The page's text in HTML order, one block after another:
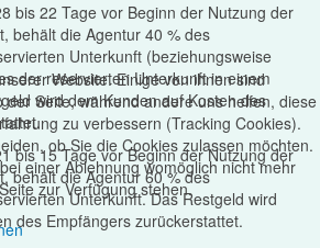
bis 22 Tage vor Beginn der Nutzung der
behält die Agentur 40 % des
Unterkunft (beziehungsweise
der reservierten Unterkunft in einem
wird dem Kunden auf Kosten des
bis 15 Tage vor Beginn der Nutzung der
behält die Agentur 60 % des
Unterkunft. Das Restgeld wird
des Empfängers zurückerstattet.
Website. Einige von ihnen sind
der Seite, während andere uns helfen, diese
zu verbessern (Tracking Cookies).
ob Sie die Cookies zulassen möchten.
einer Ablehnung womöglich nicht mehr
zur Verfügung stehen.